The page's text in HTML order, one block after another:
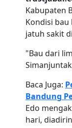
Kabupaten
Kondisi
jatuh sakit
"Bau dari
Baca Juga:
Bandung
Edo
hari,